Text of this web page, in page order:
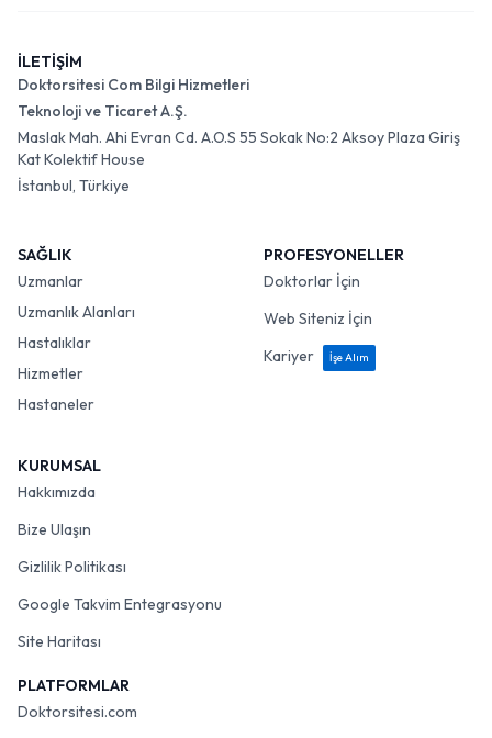
İLETİŞİM
Doktorsitesi Com Bilgi Hizmetleri
Teknoloji ve Ticaret A.Ş.
Maslak Mah. Ahi Evran Cd. A.O.S 55 Sokak No:2 Aksoy Plaza Giriş
Kat Kolektif House
İstanbul, Türkiye
SAĞLIK
Uzmanlar
Uzmanlık Alanları
Hastalıklar
Hizmetler
Hastaneler
PROFESYONELLER
Doktorlar İçin
Web Siteniz İçin
Kariyer
İşe Alım
KURUMSAL
Hakkımızda
Bize Ulaşın
Gizlilik Politikası
Google Takvim Entegrasyonu
Site Haritası
PLATFORMLAR
Doktorsitesi.com